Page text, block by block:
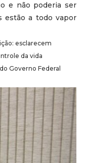
e não poderia ser
estão a todo vapor
esclarecem
da vida
Governo Federal